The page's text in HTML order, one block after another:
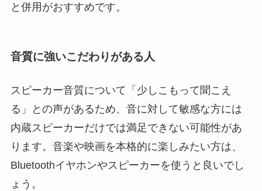
と併用がおすすめです。
音質に強いこだわりがある人
スピーカー音質について「少しこもって聞こえ
る」との声があるため、音に対して敏感な方には
内蔵スピーカーだけでは満足できない可能性があ
ります。音楽や映画を本格的に楽しみたい方は、
Bluetoothイヤホンやスピーカーを使うと良いでし
ょう。